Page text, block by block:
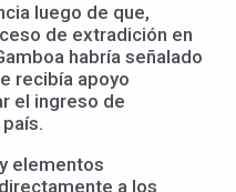
luego de que,
de extradición en
habría señalado
recibía apoyo
el ingreso de
elementos
a los